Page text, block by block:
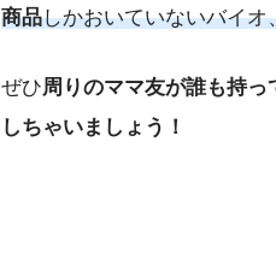
商品しかおいていないバイ
ぜひ周りのママ友が誰も持
しちゃいましょう！